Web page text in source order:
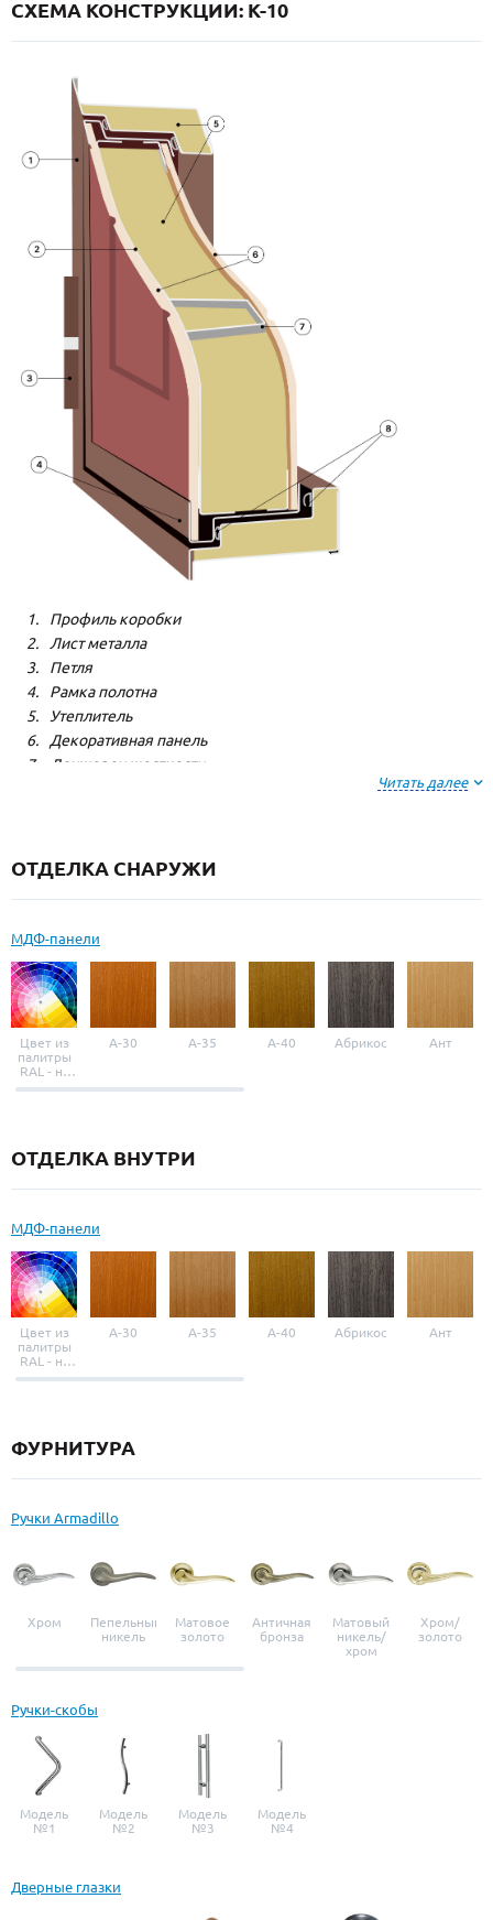
СХЕМА КОНСТРУКЦИИ: K-10
Профиль коробки
Лист металла
Петля
Рамка полотна
Утеплитель
Декоративная панель
Лонжерон жесткости
Читать далее
ОТДЕЛКА СНАРУЖИ
МДФ-панели
Цвет из
палитры
RAL - на
выбор
A-30 A-35 A-40 Абрикос Ант
ОТДЕЛКА ВНУТРИ
МДФ-панели
Цвет из
палитры
RAL - на
выбор
A-30 A-35 A-40 Абрикос Ант
ФУРНИТУРА
Ручки Armadillo
Хром
Пепельный
никель
Матовое
золото
Античная
бронза
Матовый
никель/
хром
Хром/
золото
Ручки-скобы
Модель
№1
Модель
№2
Модель
№3
Модель
№4
Дверные глазки